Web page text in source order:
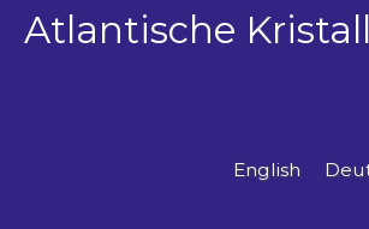
Zum
InhaltAtlantische
English